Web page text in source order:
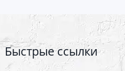
Быстрые ссылки